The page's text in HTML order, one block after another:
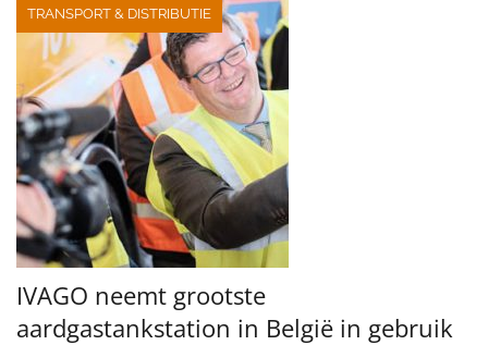
TRANSPORT & DISTRIBUTIE
IVAGO neemt grootste
aardgastankstation in België in gebruik